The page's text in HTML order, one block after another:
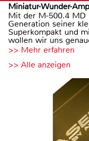
Miniatur-Wunder-Amp
Mit der M-500.4 MD
Generation seiner
Superkompakt und
wollen wir uns
>> Mehr erfahren
>> Alle anzeigen